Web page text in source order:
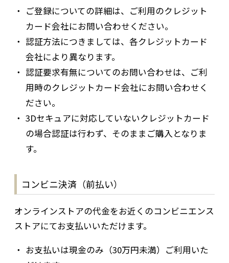
ご登録についての詳細は、ご利用のクレジット
カード会社にお問い合わせください。
認証方法につきましては、各クレジットカード
会社により異なります。
認証要求有無についてのお問い合わせは、ご利
用時のクレジットカード会社にお問い合わせく
ださい。
3Dセキュアに対応していないクレジットカード
の場合認証は行わず、そのままご購入となりま
す。
コンビニ決済（前払い）
オンラインストアの代金をお近くのコンビニエンス
ストアにてお支払いいただけます。
お支払いは現金のみ（30万円未満）ご利用いた